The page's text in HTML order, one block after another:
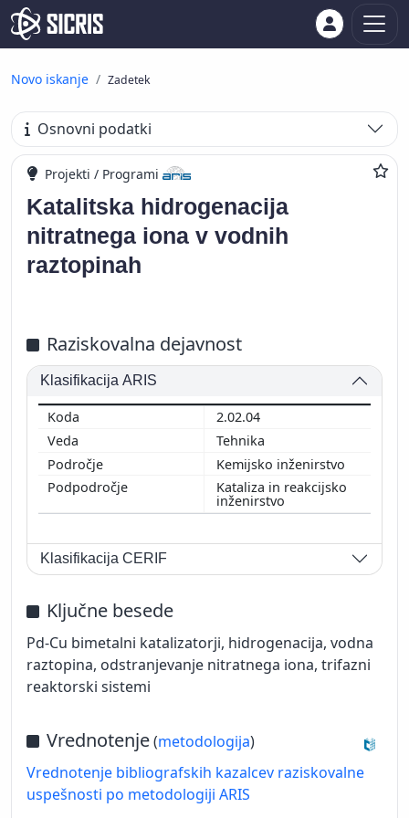
Novo iskanje Zadetek
Osnovni podatki
Projekti / Programi
Katalitska hidrogenacija
nitratnega iona v vodnih
raztopinah
Raziskovalna dejavnost
Klasifikacija ARIS
2.02.04
Tehnika
Kemijsko inženirstvo
Kataliza in reakcijsko
inženirstvo
Klasifikacija CERIF
Ključne besede
Pd-Cu bimetalni katalizatorji, hidrogenacija, vodna
raztopina, odstranjevanje nitratnega iona, trifazni
reaktorski sistemi
Vrednotenje(metodologija)
Vrednotenje bibliografskih kazalcev raziskovalne
uspešnosti po metodologiji ARIS